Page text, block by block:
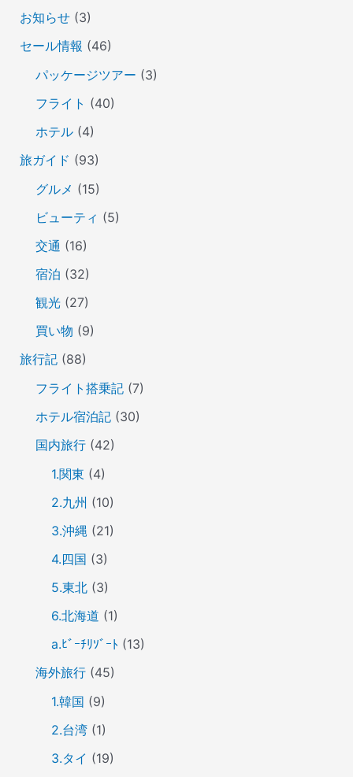
お知らせ(3)
セール情報 (46)
パッケージツアー (3)
フライト (40)
ホテル(4)
旅ガイド (93)
グルメ (15)
ビューティ (5)
交通 (16)
宿泊 (32)
観光(27)
買い物 (9)
旅行記(88)
フライト搭乗記(7)
ホテル宿泊記(30)
国内旅行(42)
1.関東 (4)
2.九州 (10)
3.沖縄(21)
4.四国 (3)
5.東北(3)
6.北海道 (1)
a.ﾋﾞｰﾁﾘｿﾞｰﾄ (13)
海外旅行(45)
1.韓国 (9)
2.台湾(1)
3.タイ (19)